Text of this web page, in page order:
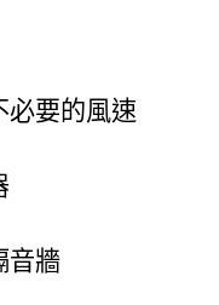
必要的風速
音牆